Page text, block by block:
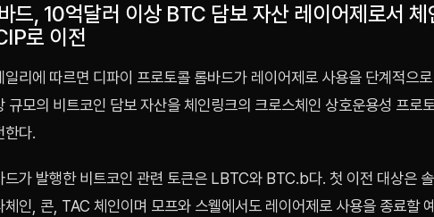
드, 10억달러 이상 BTC 담보 자산 레이어제로서 체
로 이전
일리에 따르면 디파이 프로토콜 롬바드가 레이어제로 사용을 단계적으
규모의 비트코인 담보 자산을 체인링크의 크로스체인 상호운용성 프로
한다.
드가 발행한 비트코인 관련 토큰은 LBTC와 BTC.b다. 첫 이전 대상은
체인, 콘, TAC 체인이며 모프와 스웰에서도 레이어제로 사용을 종료할